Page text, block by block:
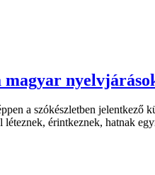
magyar
a szókészletben jelentkező
érintkeznek, hatnak